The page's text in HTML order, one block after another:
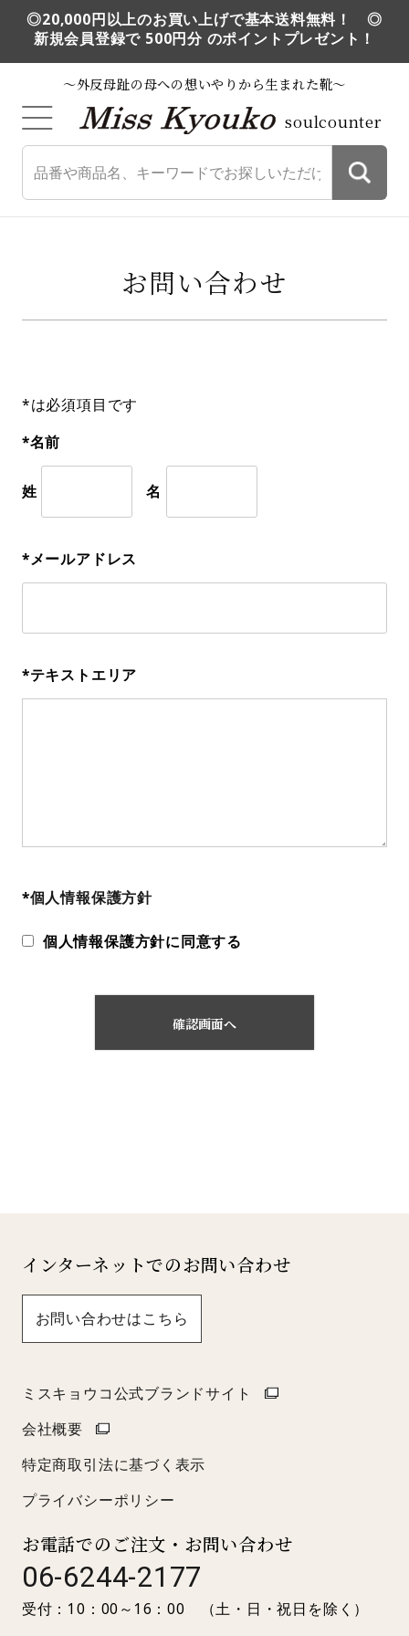
◎20,000円以上のお買い上げで基本送料無料！ ◎
新規会員登録で 500円分 のポイントプレゼント！
～外反母趾の母への想いやりから生まれた靴～
soulcounter
お問い合わせ
*は必須項目です
*名前
姓 名
*メールアドレス
*テキストエリア
*個人情報保護方針
個人情報保護方針に同意する
インターネットでのお問い合わせ
お問い合わせはこちら
ミスキョウコ公式ブランドサイト
会社概要
特定商取引法に基づく表示
プライバシーポリシー
お電話でのご注文・お問い合わせ
06-6244-2177
受付：10：00～16：00 （土・日・祝日を除く）